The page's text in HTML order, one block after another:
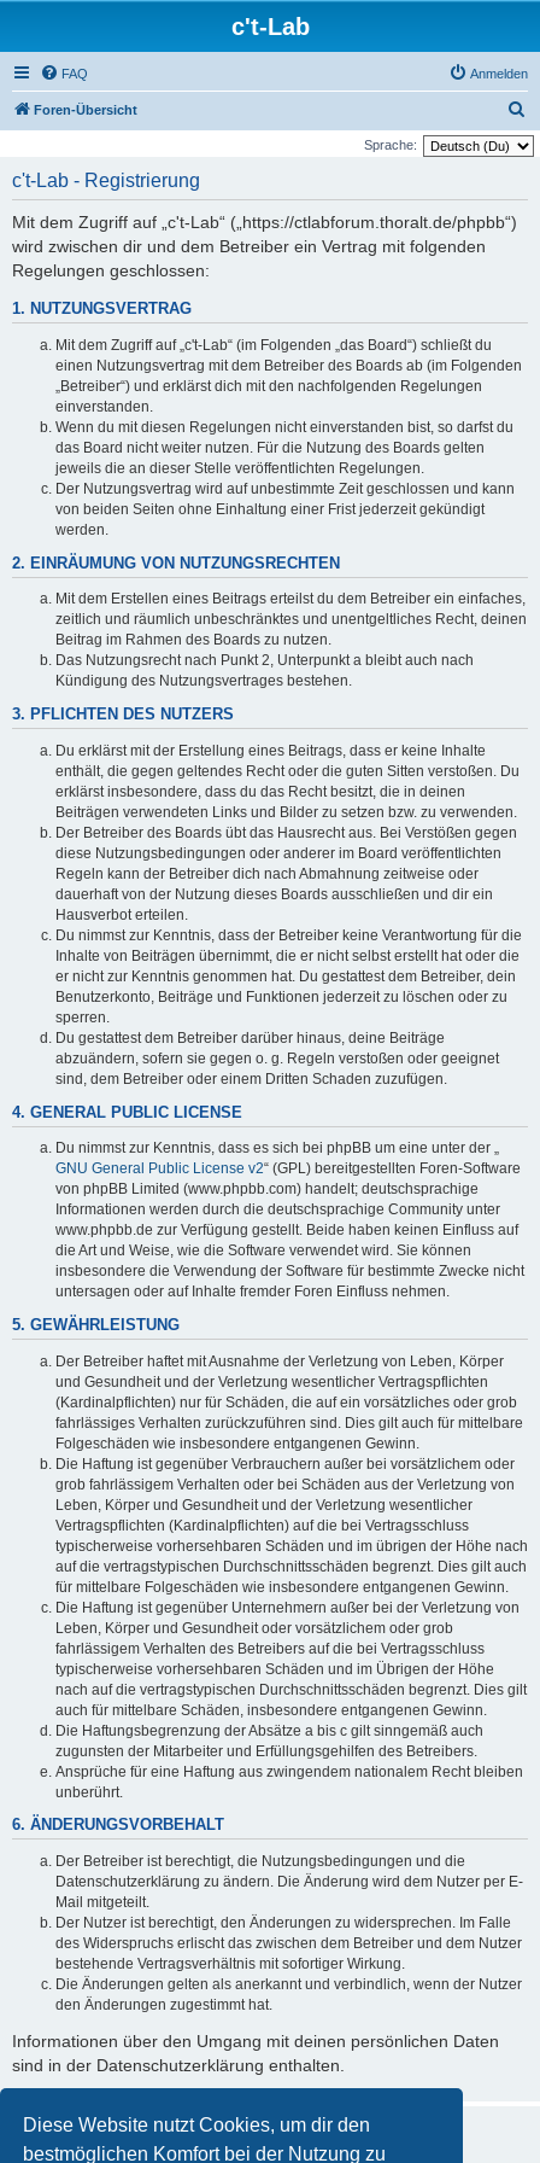
Diese Website nutzt Cookies, um dir den
bestmöglichen Komfort bei der Nutzung zu
c't-Lab
FAQ Anmelden
Foren-Übersicht
u
Sprache:
c't-Lab - Registrierung
Mit dem Zugriff auf „c't-Lab“ („https://ctlabforum.thoralt.de/phpbb“)
wird zwischen dir und dem Betreiber ein Vertrag mit folgenden
Regelungen geschlossen:
1. NUTZUNGSVERTRAG
Mit dem Zugriff auf „c't-Lab“ (im Folgenden „das Board“) schließt du
einen Nutzungsvertrag mit dem Betreiber des Boards ab (im Folgenden
„Betreiber“) und erklärst dich mit den nachfolgenden Regelungen
einverstanden.
Wenn du mit diesen Regelungen nicht einverstanden bist, so darfst du
das Board nicht weiter nutzen. Für die Nutzung des Boards gelten
jeweils die an dieser Stelle veröffentlichten Regelungen.
Der Nutzungsvertrag wird auf unbestimmte Zeit geschlossen und kann
von beiden Seiten ohne Einhaltung einer Frist jederzeit gekündigt
werden.
2. EINRÄUMUNG VON NUTZUNGSRECHTEN
Mit dem Erstellen eines Beitrags erteilst du dem Betreiber ein einfaches,
zeitlich und räumlich unbeschränktes und unentgeltliches Recht, deinen
Beitrag im Rahmen des Boards zu nutzen.
Das Nutzungsrecht nach Punkt 2, Unterpunkt a bleibt auch nach
Kündigung des Nutzungsvertrages bestehen.
3. PFLICHTEN DES NUTZERS
Du erklärst mit der Erstellung eines Beitrags, dass er keine Inhalte
enthält, die gegen geltendes Recht oder die guten Sitten verstoßen. Du
erklärst insbesondere, dass du das Recht besitzt, die in deinen
Beiträgen verwendeten Links und Bilder zu setzen bzw. zu verwenden.
Der Betreiber des Boards übt das Hausrecht aus. Bei Verstößen gegen
diese Nutzungsbedingungen oder anderer im Board veröffentlichten
Regeln kann der Betreiber dich nach Abmahnung zeitweise oder
dauerhaft von der Nutzung dieses Boards ausschließen und dir ein
Hausverbot erteilen.
Du nimmst zur Kenntnis, dass der Betreiber keine Verantwortung für die
Inhalte von Beiträgen übernimmt, die er nicht selbst erstellt hat oder die
er nicht zur Kenntnis genommen hat. Du gestattest dem Betreiber, dein
Benutzerkonto, Beiträge und Funktionen jederzeit zu löschen oder zu
sperren.
Du gestattest dem Betreiber darüber hinaus, deine Beiträge
abzuändern, sofern sie gegen o. g. Regeln verstoßen oder geeignet
sind, dem Betreiber oder einem Dritten Schaden zuzufügen.
4. GENERAL PUBLIC LICENSE
Du nimmst zur Kenntnis, dass es sich bei phpBB um eine unter der „
GNU General Public License v2“ (GPL) bereitgestellten Foren-Software
von phpBB Limited (www.phpbb.com) handelt; deutschsprachige
Informationen werden durch die deutschsprachige Community unter
www.phpbb.de zur Verfügung gestellt. Beide haben keinen Einfluss auf
die Art und Weise, wie die Software verwendet wird. Sie können
insbesondere die Verwendung der Software für bestimmte Zwecke nicht
untersagen oder auf Inhalte fremder Foren Einfluss nehmen.
5. GEWÄHRLEISTUNG
Der Betreiber haftet mit Ausnahme der Verletzung von Leben, Körper
und Gesundheit und der Verletzung wesentlicher Vertragspflichten
(Kardinalpflichten) nur für Schäden, die auf ein vorsätzliches oder grob
fahrlässiges Verhalten zurückzuführen sind. Dies gilt auch für mittelbare
Folgeschäden wie insbesondere entgangenen Gewinn.
Die Haftung ist gegenüber Verbrauchern außer bei vorsätzlichem oder
grob fahrlässigem Verhalten oder bei Schäden aus der Verletzung von
Leben, Körper und Gesundheit und der Verletzung wesentlicher
Vertragspflichten (Kardinalpflichten) auf die bei Vertragsschluss
typischerweise vorhersehbaren Schäden und im übrigen der Höhe nach
auf die vertragstypischen Durchschnittsschäden begrenzt. Dies gilt auch
für mittelbare Folgeschäden wie insbesondere entgangenen Gewinn.
Die Haftung ist gegenüber Unternehmern außer bei der Verletzung von
Leben, Körper und Gesundheit oder vorsätzlichem oder grob
fahrlässigem Verhalten des Betreibers auf die bei Vertragsschluss
typischerweise vorhersehbaren Schäden und im Übrigen der Höhe
nach auf die vertragstypischen Durchschnittsschäden begrenzt. Dies gilt
auch für mittelbare Schäden, insbesondere entgangenen Gewinn.
Die Haftungsbegrenzung der Absätze a bis c gilt sinngemäß auch
zugunsten der Mitarbeiter und Erfüllungsgehilfen des Betreibers.
Ansprüche für eine Haftung aus zwingendem nationalem Recht bleiben
unberührt.
6. ÄNDERUNGSVORBEHALT
Der Betreiber ist berechtigt, die Nutzungsbedingungen und die
Datenschutzerklärung zu ändern. Die Änderung wird dem Nutzer per E-
Mail mitgeteilt.
Der Nutzer ist berechtigt, den Änderungen zu widersprechen. Im Falle
des Widerspruchs erlischt das zwischen dem Betreiber und dem Nutzer
bestehende Vertragsverhältnis mit sofortiger Wirkung.
Die Änderungen gelten als anerkannt und verbindlich, wenn der Nutzer
den Änderungen zugestimmt hat.
Informationen über den Umgang mit deinen persönlichen Daten
sind in der Datenschutzerklärung enthalten.